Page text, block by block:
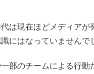
は現在ほどメディアが
にはなっていませんで
部のチームによる行動